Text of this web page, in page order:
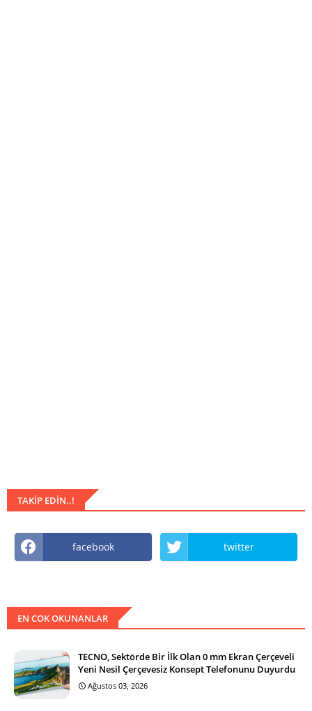
TAKIP EDIN..!
facebook twitter
EN COK OKUNANLAR
TECNO, Sektörde Bir İlk Olan 0 mm Ekran Çerçeveli
Yeni Nesil Çerçevesiz Konsept Telefonunu Duyurdu
Ağustos 03, 2026